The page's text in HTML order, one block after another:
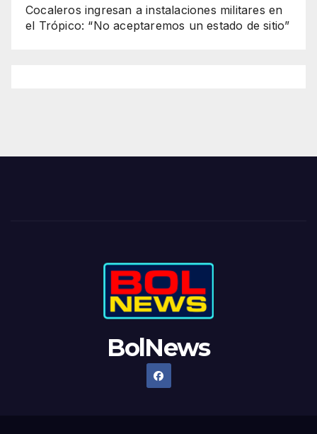
Cocaleros ingresan a instalaciones militares en
el Trópico: “No aceptaremos un estado de sitio”
BolNews